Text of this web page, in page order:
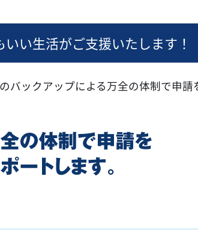
い生活がご支援いたします！
バックアップによる万全の体制で申請